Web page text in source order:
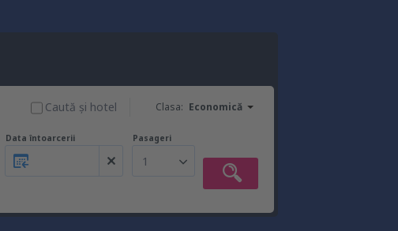
Clasa: Economică
Caută şi hotel
Data întoarcerii Pasageri
1